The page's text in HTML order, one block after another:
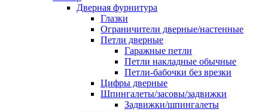
Дверная фурнитура
Глазки
Ограничители дверные/настенные
Петли дверные
Гаражные петли
Петли накладные обычные
Петли-бабочки без врезки
Цифры дверные
Шпингалеты/засовы/задвижки
Задвижки/шпингалеты